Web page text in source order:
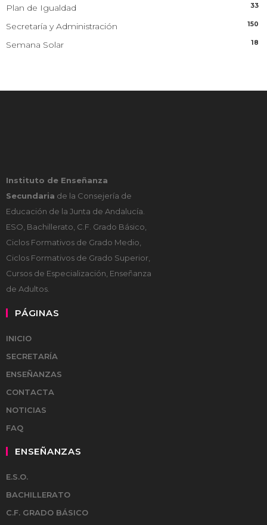
Plan de Igualdad 33
Secretaría y Administración 150
Semana Solar 18
Instituto de Enseñanza
Secundaria de la Consejería de
Educación de la Junta de Andalucía.
ESO, Bachillerato, C.F. Grado Básico,
Ciclos Formativos de Grado Medio,
Ciclos Formativos de Grado Superior,
Cursos de Especialización, Enseñanza
de Adultos.
PÁGINAS
INICIO
SECRETARÍA
ENSEÑANZAS
CONTACTA
NOTICIAS
FAQ
ENSEÑANZAS
E.S.O.
BACHILLERATO
C.F. GRADO BÁSICO